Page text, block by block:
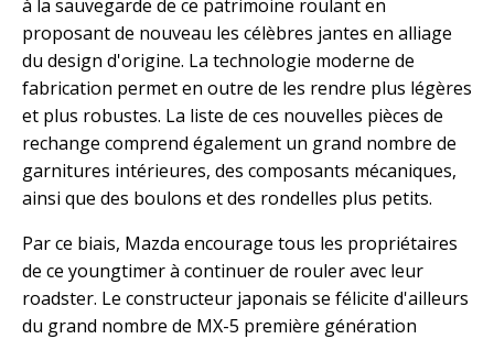
à la sauvegarde de ce patrimoine roulant en
proposant de nouveau les célèbres jantes en alliage
du design d'origine. La technologie moderne de
fabrication permet en outre de les rendre plus légères
et plus robustes. La liste de ces nouvelles pièces de
rechange comprend également un grand nombre de
garnitures intérieures, des composants mécaniques,
ainsi que des boulons et des rondelles plus petits.
Par ce biais, Mazda encourage tous les propriétaires
de ce youngtimer à continuer de rouler avec leur
roadster. Le constructeur japonais se félicite d'ailleurs
du grand nombre de MX-5 première génération